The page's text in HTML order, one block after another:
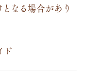
なる場合があり
ド